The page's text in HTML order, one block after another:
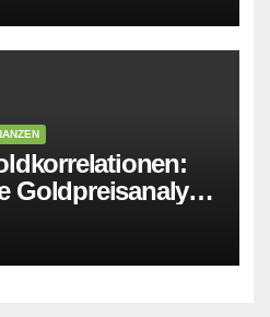
Goldpreisanalyse